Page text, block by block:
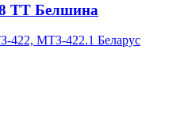
TT Белшина
422, МТЗ-422.1 Беларус